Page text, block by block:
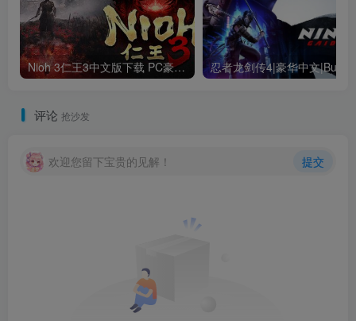
Nioh 3仁王3中文版下载 PC豪华版｜全DLC+终极内容整合
评论 抢沙发
欢迎您留下宝贵的见解！ 提交